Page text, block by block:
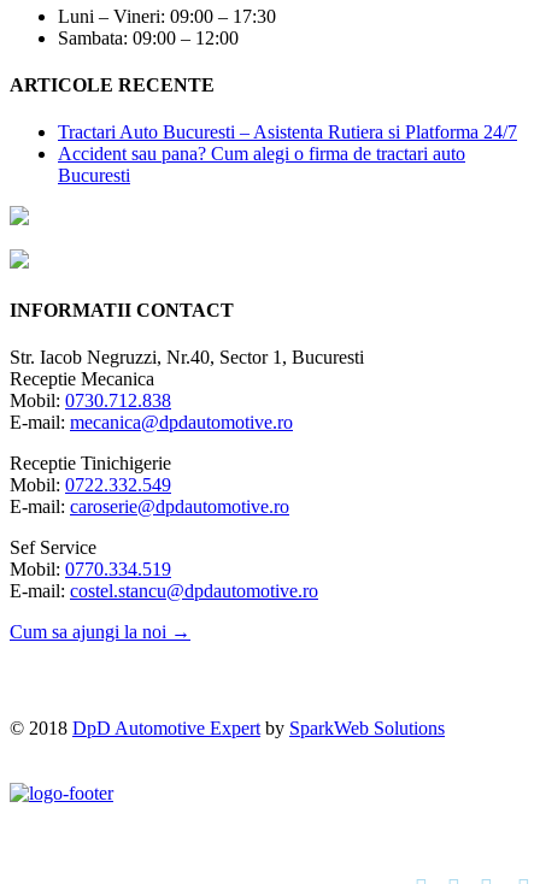
Luni – Vineri: 09:00 – 17:30
Sambata: 09:00 – 12:00
ARTICOLE RECENTE
Tractari Auto Bucuresti – Asistenta Rutiera si Platforma 24/7
Accident sau pana? Cum alegi o firma de tractari auto
Bucuresti
INFORMATII CONTACT
Str. Iacob Negruzzi, Nr.40, Sector 1, Bucuresti
Receptie Mecanica
Mobil: 0730.712.838
E-mail: mecanica@dpdautomotive.ro
Receptie Tinichigerie
Mobil: 0722.332.549
E-mail: caroserie@dpdautomotive.ro
Sef Service
Mobil: 0770.334.519
E-mail: costel.stancu@dpdautomotive.ro
Cum sa ajungi la noi →
© 2018 DpD Automotive Expert by SparkWeb Solutions